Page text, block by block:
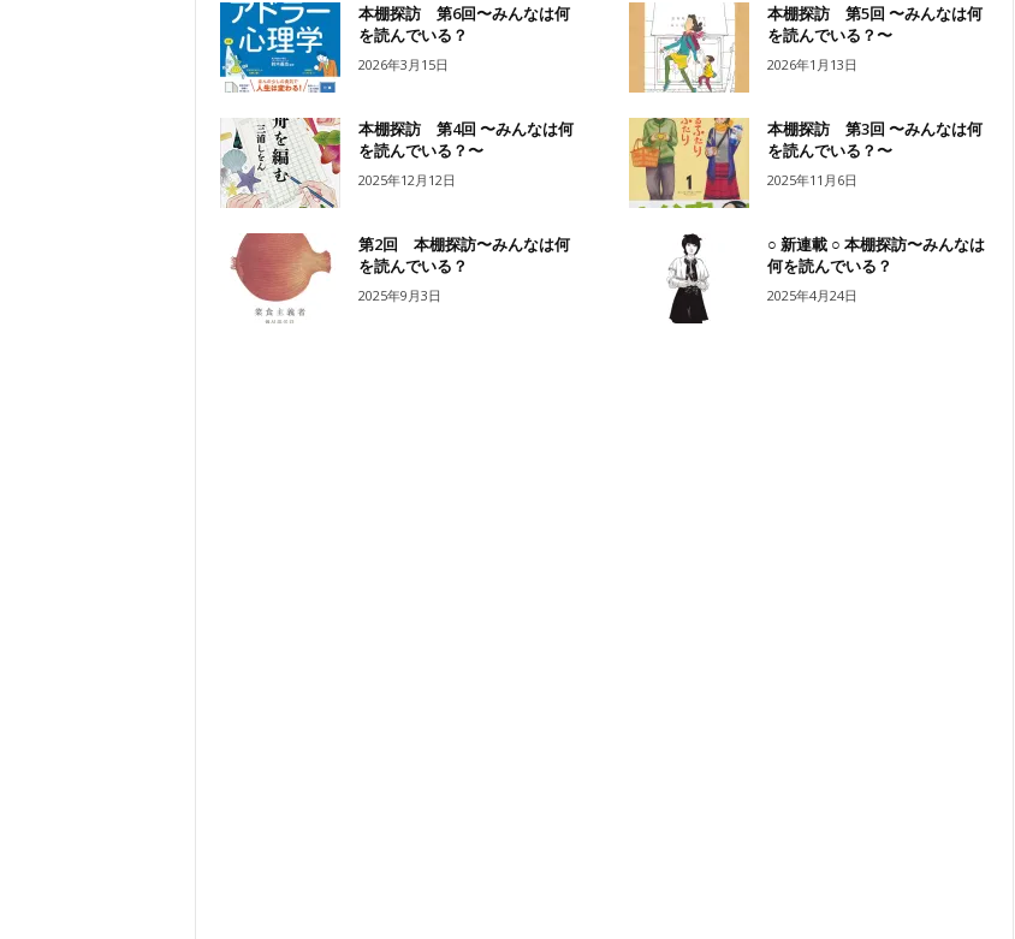
本棚探訪 第6回〜みんなは何
を読んでいる？
2026年3月15日
本棚探訪 第5回 〜みんなは何
を読んでいる？〜
2026年1月13日
本棚探訪 第4回 〜みんなは何
を読んでいる？〜
2025年12月12日
本棚探訪 第3回 〜みんなは何
を読んでいる？〜
2025年11月6日
第2回 本棚探訪〜みんなは何
を読んでいる？
2025年9月3日
○ 新連載 ○ 本棚探訪〜みんなは
何を読んでいる？
2025年4月24日